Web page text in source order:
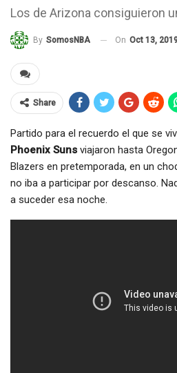
Los de Arizona consiguieron
By SomosNBA On Oct 13,
Share
Partido para el recuerdo el que se
Phoenix Suns viajaron hasta
Blazers en pretemporada, en un
no iba a participar por descanso.
a suceder esa noche.